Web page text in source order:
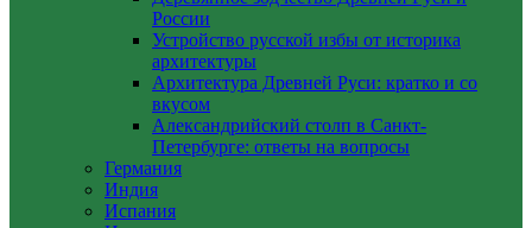
России
Устройство русской избы от историка
архитектуры
Архитектура Древней Руси: кратко и со
вкусом
Александрийский столп в Санкт-
Петербурге: ответы на вопросы
Германия
Индия
Испания